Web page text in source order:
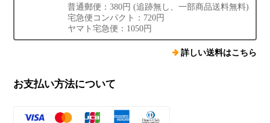
普通郵便：380円 (追跡無し、一部商品送料無料)
宅急便コンパクト：720円
ヤマト宅急便：1050円
詳しい送料はこちら
お支払い方法について